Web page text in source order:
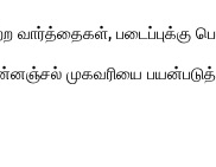
வார்த்தைகள், படைப்புக்கு
முகவரியை